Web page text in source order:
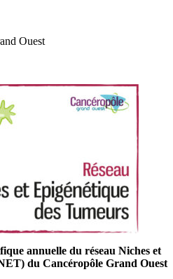
Ouest
annuelle du réseau Niches et
du Cancéropôle Grand Ouest